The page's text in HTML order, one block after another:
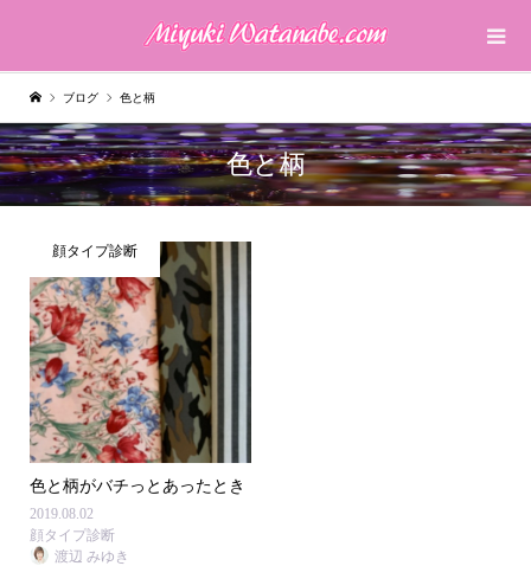
ブログ 色と柄
色と柄
顔タイプ診断
色と柄がバチっとあったとき
2019.08.02
顔タイプ診断
渡辺 みゆき